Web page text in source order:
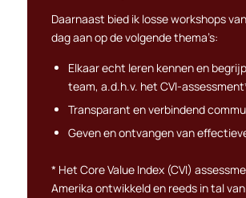
Daarnaast bied ik losse workshops
dag aan op de volgende thema’s:
Elkaar echt leren kennen en
team, a.d.h.v. het CVI-
Transparant en verbindend
Geven en ontvangen van
* Het Core Value Index (CVI)
Amerika ontwikkeld en reeds in tal